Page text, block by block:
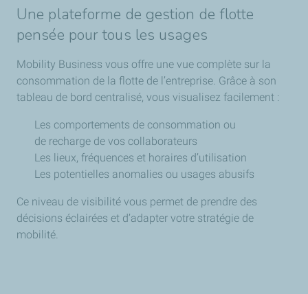
Une plateforme de gestion de flotte
pensée pour tous les usages
Mobility Business vous offre une vue complète sur la
consommation de la flotte de l’entreprise. Grâce à son
tableau de bord centralisé, vous visualisez facilement :
Les comportements de consommation ou
de recharge de vos collaborateurs
Les lieux, fréquences et horaires d’utilisation
Les potentielles anomalies ou usages abusifs
Ce niveau de visibilité vous permet de prendre des
décisions éclairées et d’adapter votre stratégie de
mobilité.